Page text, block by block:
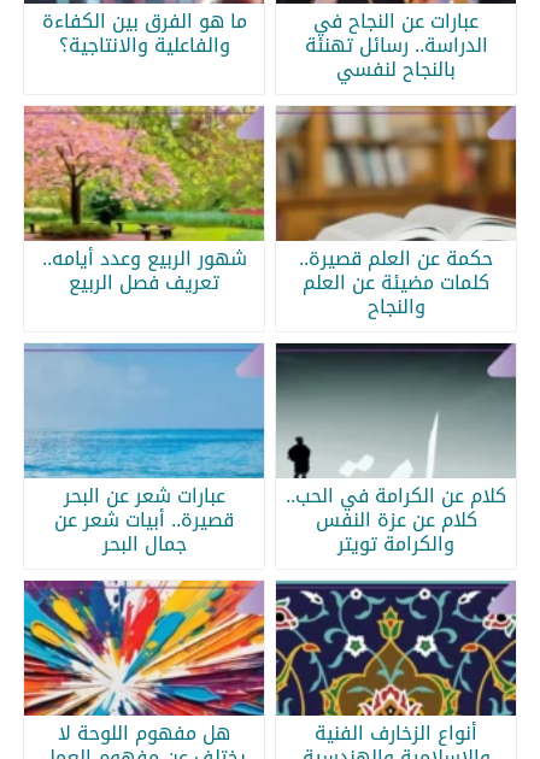
عبارات عن النجاح في
الدراسة.. رسائل تهنئة
بالنجاح لنفسي
ما هو الفرق بين الكفاءة
والفاعلية والانتاجية؟
حكمة عن العلم قصيرة..
كلمات مضيئة عن العلم
والنجاح
شهور الربيع وعدد أيامه..
تعريف فصل الربيع
كلام عن الكرامة في الحب..
كلام عن عزة النفس
والكرامة تويتر
عبارات شعر عن البحر
قصيرة.. أبيات شعر عن
جمال البحر
أنواع الزخارف الفنية هل مفهوم اللوحة لا